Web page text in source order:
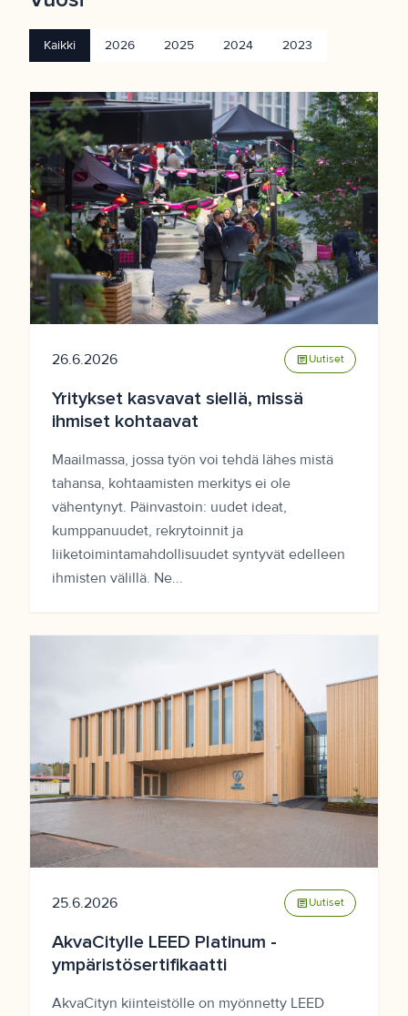
Kaikki 2026 2025 2024 2023
26.6.2026 article Uutiset
Yritykset kasvavat siellä, missä
ihmiset kohtaavat
Maailmassa, jossa työn voi tehdä lähes mistä
tahansa, kohtaamisten merkitys ei ole
vähentynyt. Päinvastoin: uudet ideat,
kumppanuudet, rekrytoinnit ja
liiketoimintamahdollisuudet syntyvät edelleen
ihmisten välillä. Ne...
25.6.2026 article Uutiset
AkvaCitylle LEED Platinum -
ympäristösertifikaatti
AkvaCityn kiinteistölle on myönnetty LEED